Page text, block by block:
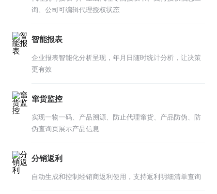
询、公司可编辑代理授权状态
智能报表
企业报表智能化分析呈现，年月日随时统计分析，让决策
更有效
窜货监控
实现一物一码、产品溯源、防止代理窜货、产品防伪、防
伪查询页展示产品信息
分销返利
自动生成和控制经销商返利使用，支持返利明细清单查询